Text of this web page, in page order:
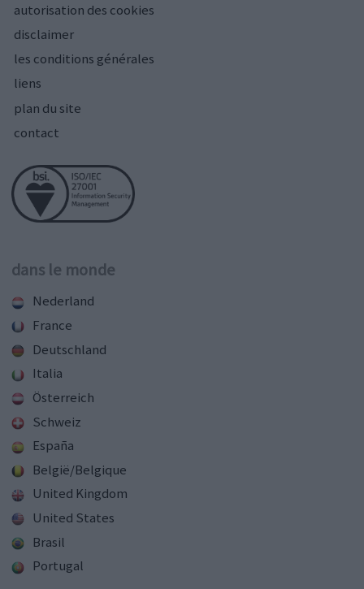
autorisation des cookies
disclaimer
les conditions générales
liens
plan du site
contact
dans le monde
Nederland
France
Deutschland
Italia
Österreich
Schweiz
España
België/Belgique
United Kingdom
United States
Brasil
Portugal